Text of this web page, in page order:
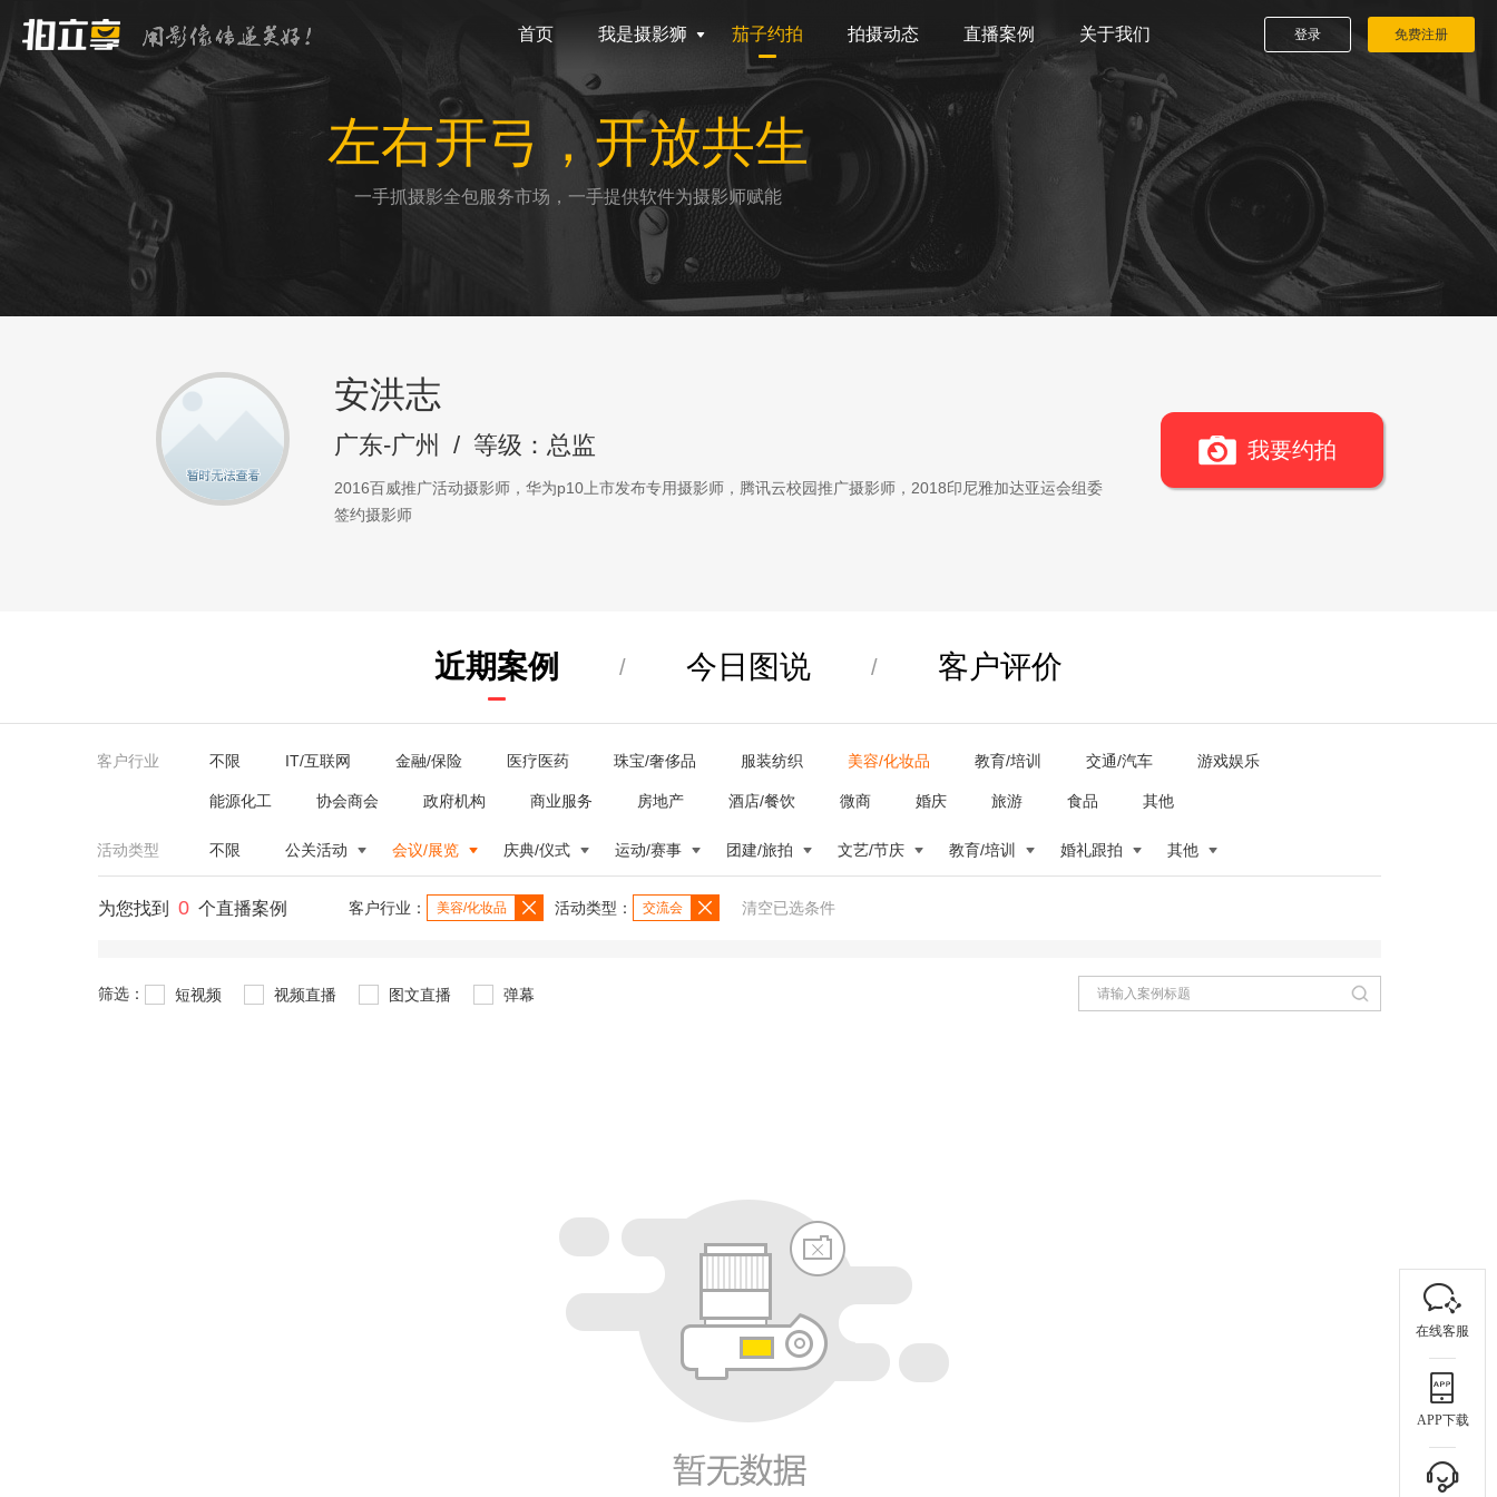
首页 我是摄影狮 茄子约拍 拍摄动态 直播案例 关于我们 登录 免费注册
左右开弓，开放共生
一手抓摄影全包服务市场，一手提供软件为摄影师赋能
安洪志
广东-广州 / 等级：总监
2016百威推广活动摄影师，华为p10上市发布专用摄影师，腾讯云校园推广摄影师，2018印尼雅加达亚运会组委
签约摄影师
我要约拍
近期案例 / 今日图说 / 客户评价
客户行业 不限 IT/互联网 金融/保险 医疗医药 珠宝/奢侈品 服装纺织 美容/化妆品 教育/培训 交通/汽车 游戏娱乐
能源化工 协会商会 政府机构 商业服务 房地产 酒店/餐饮 微商 婚庆 旅游 食品 其他
活动类型 不限 公关活动 会议/展览 庆典/仪式 运动/赛事 团建/旅拍 文艺/节庆 教育/培训 婚礼跟拍 其他
为您找到 0 个直播案例 客户行业： 美容/化妆品 活动类型： 交流会 清空已选条件
筛选： 短视频 视频直播 图文直播 弹幕
在线客服
APP下载